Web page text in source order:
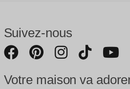
Suivez-nous
Votre maison va